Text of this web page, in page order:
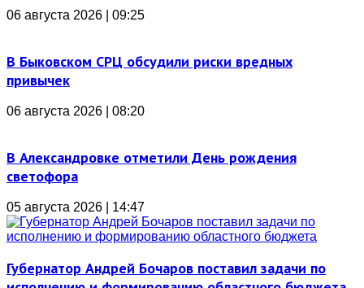
06 августа 2026 | 09:25
В Быковском СРЦ обсудили риски вредных
привычек
06 августа 2026 | 08:20
В Александровке отметили День рождения
светофора
05 августа 2026 | 14:47
Губернатор Андрей Бочаров поставил задачи по